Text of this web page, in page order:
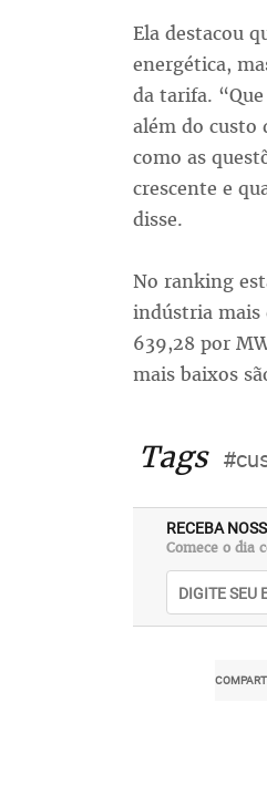
Ela destacou
energética,
da tarifa.
além do custo
como as
crescente e
disse.
No ranking
indústria mais
639,28 por
mais baixos
Tags
RECEBA
Comece o dia